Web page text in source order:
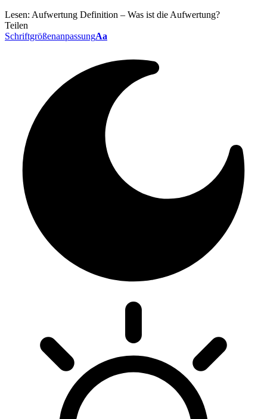
Lesen: Aufwertung Definition – Was ist die Aufwertung?
Teilen
SchriftgrößenanpassungAa